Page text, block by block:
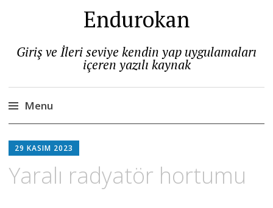
Endurokan
Giriş ve İleri seviye kendin yap uygulamaları
içeren yazılı kaynak
Menu
to
29 KASIM 2023
Yaralı radyatör hortumu